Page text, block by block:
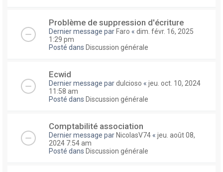
Problème de suppression d'écriture
Dernier message par Faro « dim. févr. 16, 2025
1:29 pm
Posté dans Discussion générale
Ecwid
Dernier message pardulcioso « jeu. oct. 10, 2024
11:58 am
Posté dans Discussion générale
Comptabilité association
Dernier message par NicolasV74 « jeu. août 08,
2024 7:54 am
Posté dans Discussion générale